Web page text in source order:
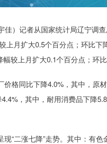
）记者从国家统计局辽宁调
上月扩大0.5个百分点；环比
较上月扩大0.1个百分点；环
格同比下降4.0%，其中，原
，其中，耐用消费品下降
二涨七降”走势。其中：有色
200.89 1.42%